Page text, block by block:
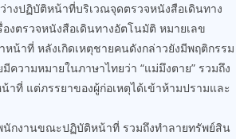
งปฏิบัติหน้าที่บริเวณจุดตรวจหนังสือเดินทาง
งตรวจหนังสือเดินทางอัตโนมัติ หมายเลข
หน้าที่ หลังเกิดเหตุชายคนดังกล่าวยังมีพฤติกรรม
วามหมายในภาษาไทยว่า “แม่มึงตาย” รวมถึง
ที่ แต่ภรรยาของผู้ก่อเหตุได้เข้าห้ามปรามและ
นักงานขณะปฏิบัติหน้าที่ รวมถึงทำลายทรัพย์สิน